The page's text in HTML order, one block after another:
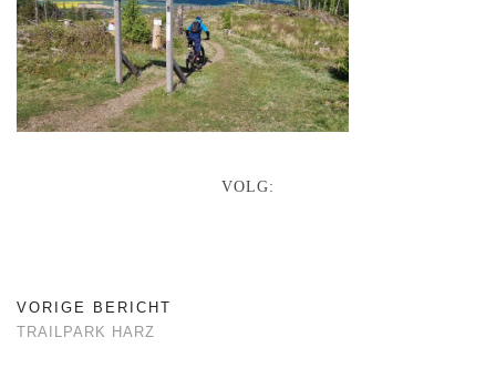
VOLG:
VORIGE BERICHT
TRAILPARK HARZ